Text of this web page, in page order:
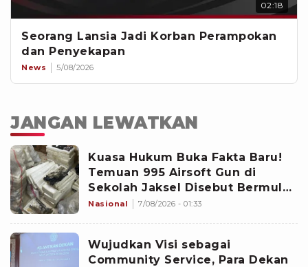
02:18
Seorang Lansia Jadi Korban Perampokan
dan Penyekapan
News 5/08/2026
JANGAN LEWATKAN
Kuasa Hukum Buka Fakta Baru!
Temuan 995 Airsoft Gun di
Sekolah Jaksel Disebut Bermula
dari Sengketa Yayasan
Nasional 7/08/2026 - 01:33
Wujudkan Visi sebagai
Community Service, Para Dekan